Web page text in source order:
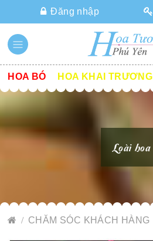
Đăng nhập
HOA BÓ HOA KHAI TRƯƠNG
Loài hoa
CHĂM SÓC KHÁCH HÀNG